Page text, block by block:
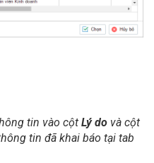
tin vào cột Lý do và cột
tin đã khai báo tại tab